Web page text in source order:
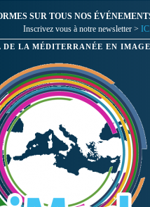
SUR TOUS NOS
Inscrivez vous à notre newsletter >
DE LA MÉDITERRANÉE EN